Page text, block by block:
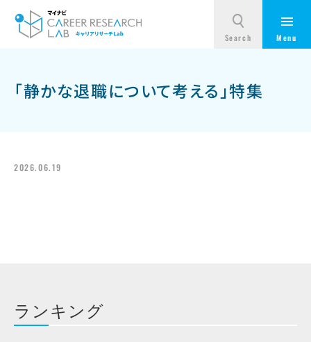
「静かな退職について考える」特集
2026.06.19
ランキング